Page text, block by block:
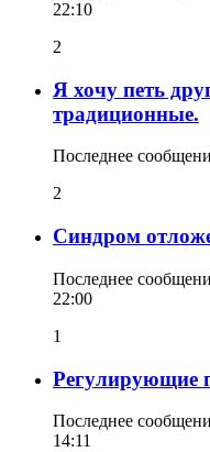
22:10
2
Я хочу петь
традиционные.
Последнее
2
Синдром
Последнее
22:00
1
Регулирующие
Последнее
14:11